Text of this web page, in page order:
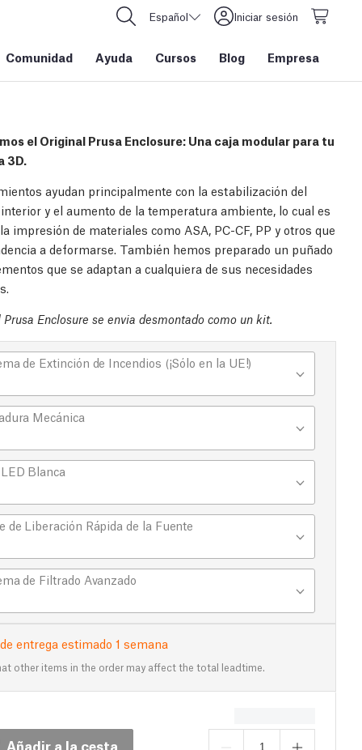
Español Iniciar sesión
Comunidad Ayuda Cursos Blog Empresa
el Original Prusa Enclosure: Una caja modular para tu
3D.
ayudan principalmente con la estabilización del
y el aumento de la temperatura ambiente, lo cual es
impresión de materiales como ASA, PC-CF, PP y otros que
a deformarse. También hemos preparado un puñado
que se adaptan a cualquiera de sus necesidades
Enclosure se envia desmontado como un kit.
de Extinción de Incendios (¡Sólo en la UE!)
Mecánica
Blanca
de Liberación Rápida de la Fuente
de Filtrado Avanzado
entrega estimado 1 semana
other items in the order may affect the total leadtime.
Añadir a la cesta